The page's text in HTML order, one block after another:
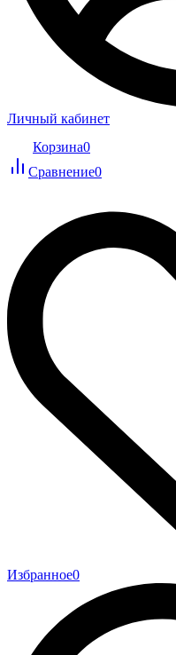
Личный кабинет
Корзина0
Сравнение0
Избранное0